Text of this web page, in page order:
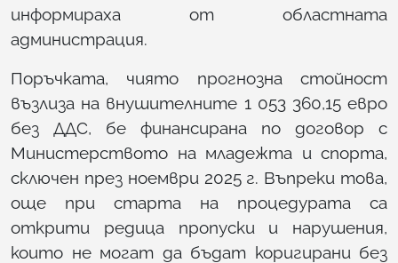
информираха от областната
администрация.
Поръчката, чиято прогнозна стойност
възлиза на внушителните 1 053 360,15 евро
без ДДС, бе финансирана по договор с
Министерството на младежта и спорта,
сключен през ноември 2025 г. Въпреки това,
още при старта на процедурата са
открити редица пропуски и нарушения,
които не могат да бъдат коригирани без